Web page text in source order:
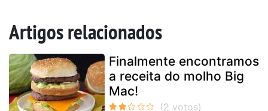
Artigos relacionados
Finalmente encontramos
a receita do molho Big
Mac!